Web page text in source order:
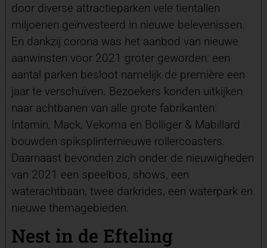
door diverse attractieparken vele tientallen
miljoenen geïnvesteerd in nieuwe belevenissen.
En dankzij corona was het aanbod van nieuwe
aanwinsten voor 2021 groter geworden: een
aantal parken besloot namelijk de première een
jaar te verschuiven. Bezoekers konden uitkijken
naar achtbanen van alle grote fabrikanten:
Intamin, Mack, Vekoma en Bolliger & Mabillard
bouwden spiksplinternieuwe rollercoasters.
Daarnaast bevonden zich onder de nieuwigheden
van 2021 een speelbos, shows, een
waterachtbaan, twee darkrides, een waterpark en
nieuwe themagebieden.
Nest in de Efteling